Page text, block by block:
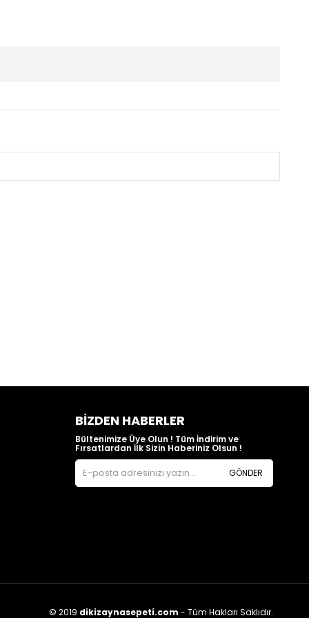
BIZDEN HABERLER
Bültenimize Üye Olun ! Tüm İndirim ve
Fırsatlardan İlk Sizin Haberiniz Olsun !
GÖNDER
© 2019 dikizaynasepeti.com - Tüm Hakları Saklıdır.